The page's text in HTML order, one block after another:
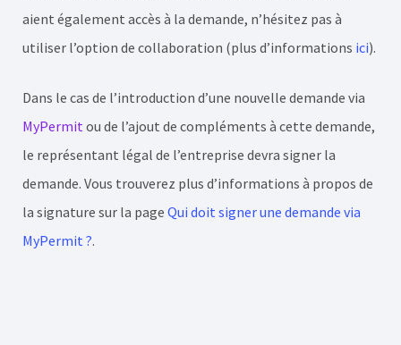
aient également accès à la demande, n’hésitez pas à
utiliser l’option de collaboration (plus d’informations ici).
Dans le cas de l’introduction d’une nouvelle demande via
MyPermitou de l’ajout de compléments à cette demande,
le représentant légal de l’entreprise devra signer la
demande. Vous trouverez plus d’informations à propos de
la signature sur la page Qui doit signer une demande via
MyPermit ?.